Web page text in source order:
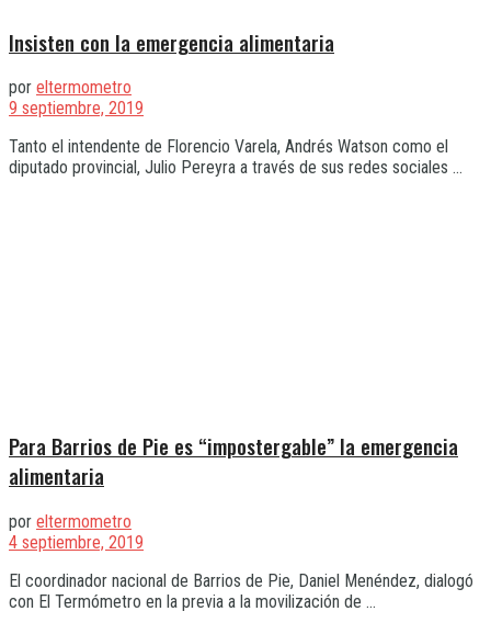
Insisten con la emergencia alimentaria
por eltermometro
9 septiembre, 2019
Tanto el intendente de Florencio Varela, Andrés Watson como el
diputado provincial, Julio Pereyra a través de sus redes sociales ...
Para Barrios de Pie es “impostergable” la emergencia
alimentaria
por eltermometro
4 septiembre, 2019
El coordinador nacional de Barrios de Pie, Daniel Menéndez, dialogó
con El Termómetro en la previa a la movilización de ...